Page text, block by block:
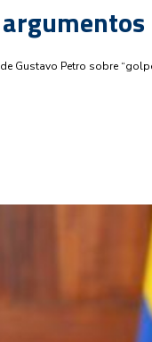
Gustavo Petro sobre